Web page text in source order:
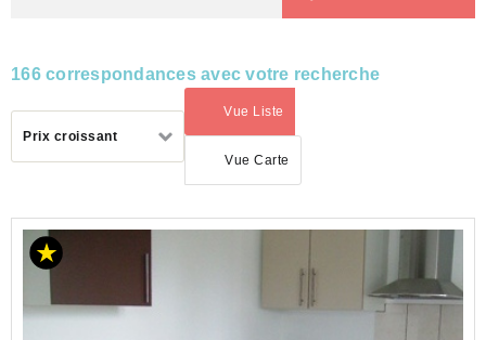
166 correspondances avec votre recherche
Prix croissant
Vue Liste
(activé)
Vue Carte
LOCATION
APPARTEMENT
AQUITAINE